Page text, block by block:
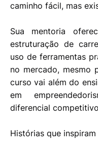
caminho fácil, mas
Sua mentoria
estruturação de
uso de ferramentas
no mercado, mesmo
curso vai além do
em
diferencial
Histórias que inspiram